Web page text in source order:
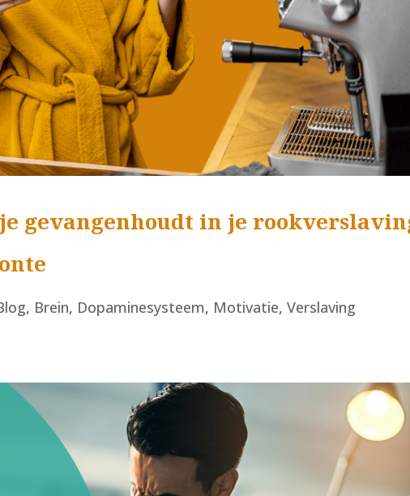
je gevangenhoudt in je
, Brein, Dopaminesysteem, Motivatie,Verslaving